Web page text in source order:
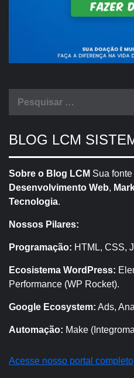
BLOG LCM
Sobre o Blog LCM Sua
Desenvolvimento Web,
Tecnologia.
Nossos Pilares:
Programação: HTML, CSS,
Ecosistema WordPress:
Performance (WP Rocket).
Google Ecosystem: Ads,
Automação: Make
Acesse nosso portal completo